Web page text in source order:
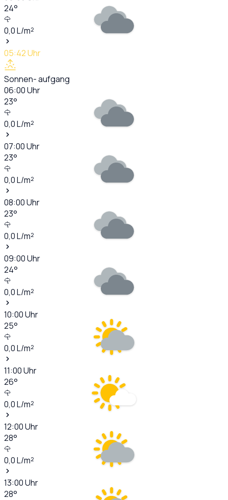
24°
0,0L/m²
05:42Uhr
Sonnen- aufgang
06:00Uhr
23°
0,0L/m²
07:00Uhr
23°
0,0L/m²
08:00Uhr
23°
0,0L/m²
09:00Uhr
24°
0,0L/m²
10:00Uhr
25°
0,0L/m²
11:00Uhr
26°
0,0L/m²
12:00Uhr
28°
0,0L/m²
13:00Uhr
28°